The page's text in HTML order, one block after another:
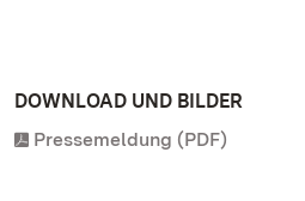
DOWNLOAD UND BILDER
Pressemeldung (PDF)